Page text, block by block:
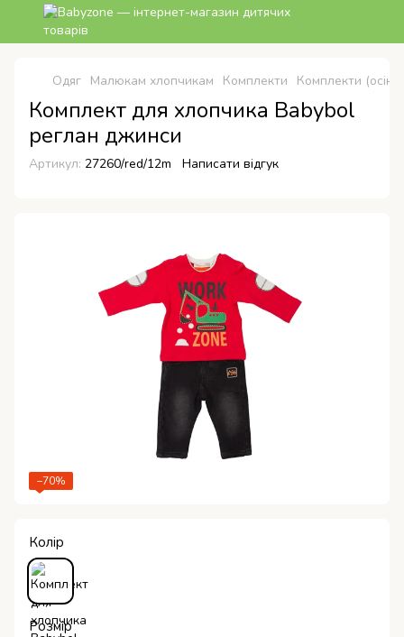
Одяг Малюкам хлопчикам Комплекти Комплекти
Комплект для хлопчика Babybol
реглан джинси
Артикул: 27260/red/12m Написати відгук
−70%
Колір
Розмір